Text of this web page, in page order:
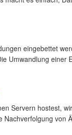
eingebettet
Umwandlung einer
Servern hostest,
von